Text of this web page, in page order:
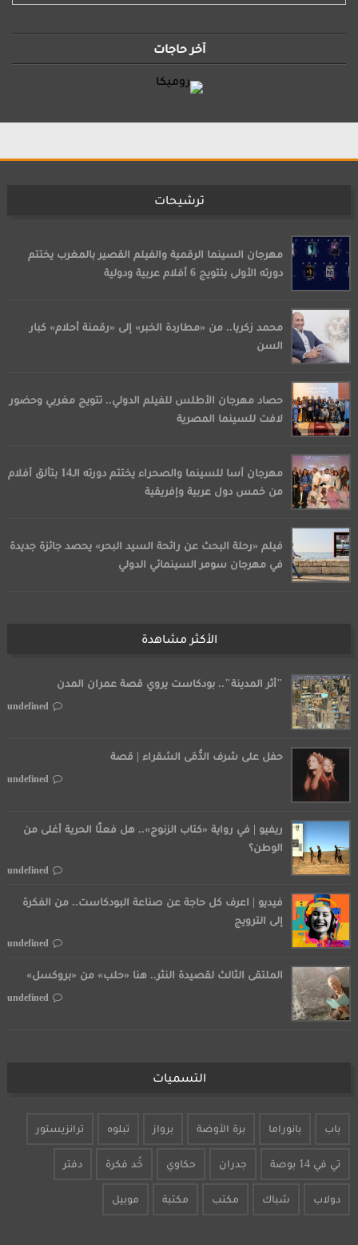
آخر حاجات
ترشيحات
مهرجان السينما الرقمية والفيلم القصير بالمغرب يختتم
دورته الأولى بتتويج 6 أفلام عربية ودولية
محمد زكريا.. من «مطاردة الخبر» إلى «رقمنة أحلام» كبار
السن
حصاد مهرجان الأطلس للفيلم الدولي.. تتويج مغربي وحضور
لافت للسينما المصرية
مهرجان آسا للسينما والصحراء يختتم دورته الـ14 بتألق أفلام
من خمس دول عربية وإفريقية
فيلم «رحلة البحث عن رائحة السيد البحر» يحصد جائزة جديدة
في مهرجان سومر السينمائي الدولي
الأكثر مشاهدة
"أثر المدينة".. بودكاست يروي قصة عمران المدن
undefined
حفل على شرف الدُّمَى الشقراء | قصة
undefined
ريفيو | في رواية «كتاب الزنوج».. هل فعلًا الحرية أغلى من
الوطن؟
undefined
فيديو | اعرف كل حاجة عن صناعة البودكاست.. من الفكرة
إلى الترويج
undefined
الملتقى الثالث لقصيدة النثر.. هنا «حلب» من «بروكسل»
undefined
التسميات
باب بانوراما برة الأوضة برواز تبلوه ترانزيستور
تي في 14 بوصة جدران حكاوي خُد فكرة دفتر
دولاب شباك مكتب مكتبة موبيل